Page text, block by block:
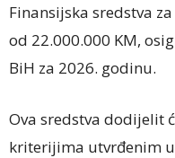
Finansijska sredstva
od 22.000.000 KM,
BiH za 2026. godinu.
Ova sredstva dodijelit
kriterijima utvrđenim